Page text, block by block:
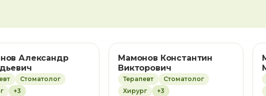
Александр
Стоматолог
+3
Мамонов Константин
Викторович
Терапевт
Стоматолог
Хирург
+3